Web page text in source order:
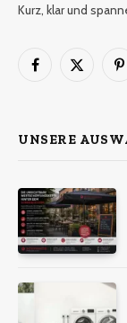
Kurz, klar und
Facebook
X
UNSERE